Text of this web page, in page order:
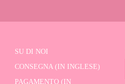
SU DI NOI
CONSEGNA (IN INGLESE)
PAGAMENTO (IN